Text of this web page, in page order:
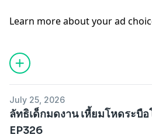
Learn more about your ad
July 25, 2026
ลัทธิเด็กมดงาน เหี้ยมโหดระบื
EP326